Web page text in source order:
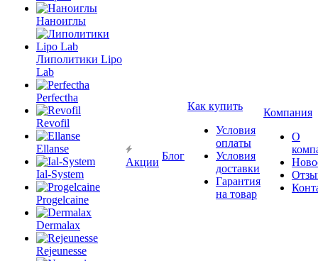
Наноиглы
Липолитики Lipo
Lab
Perfectha
Revofil
Ellanse
Ial-System
Progelcaine
Dermalax
Rejeunesse
Акции
Блог
Как купить
Условия
оплаты
Условия
доставки
Гарантия
на товар
Компания
О